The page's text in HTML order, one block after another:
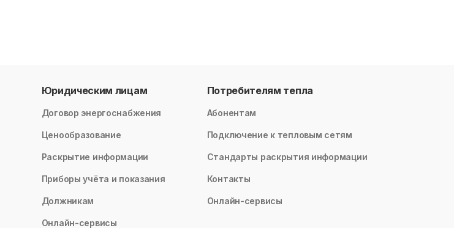
Юридическим лицам
Договор энергоснабжения
Ценообразование
Раскрытие информации
Приборы учёта и показания
Должникам
Онлайн-сервисы
Потребителям тепла
Абонентам
Подключение к тепловым сетям
Стандарты раскрытия информации
Контакты
Онлайн-сервисы